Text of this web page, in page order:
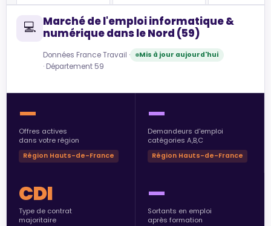
💻 Marché de l'emploi informatique &
numérique dans le Nord (59)
Données France Travail · Mis à jour aujourd'hui
· Département 59
—
Offres actives
dans votre région
Région Hauts-de-France
—
Demandeurs d'emploi
catégories A,B,C
Région Hauts-de-France
CDI
Type de contrat
majoritaire
—
Sortants en emploi
après formation